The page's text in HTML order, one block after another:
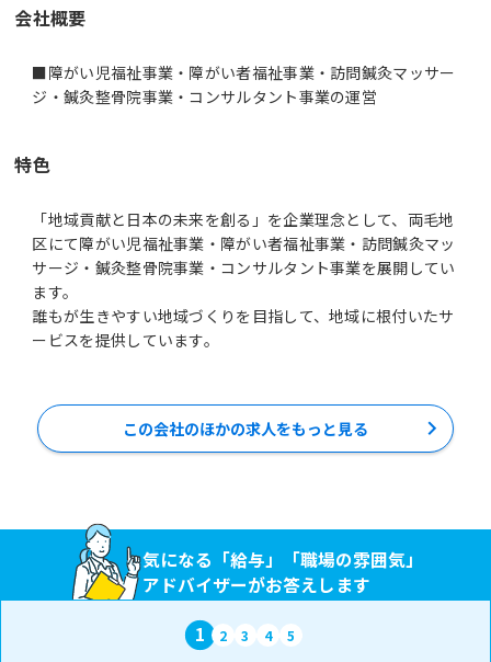
会社概要
■障がい児福祉事業・障がい者福祉事業・訪問鍼灸マッサー
ジ・鍼灸整骨院事業・コンサルタント事業の運営
特色
「地域貢献と日本の未来を創る」を企業理念として、両毛地
区にて障がい児福祉事業・障がい者福祉事業・訪問鍼灸マッ
サージ・鍼灸整骨院事業・コンサルタント事業を展開してい
ます。
誰もが生きやすい地域づくりを目指して、地域に根付いたサ
ービスを提供しています。
この会社のほかの求人をもっと見る
気になる「給与」「職場の雰囲気」
アドバイザーがお答えします
1 2 3 4 5